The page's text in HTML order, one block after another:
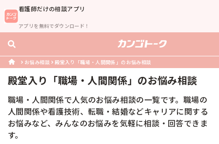
看護師だけの相談アプリ
アプリを無料でダウンロード！
お悩み相談 殿堂入り「職場・人間関係」のお悩み相談
殿堂入り「職場・人間関係」のお悩み相談
職場・人間関係で人気のお悩み相談の一覧です。職場の
人間関係や看護技術、転職・結婚などキャリアに関する
お悩みなど、みんなのお悩みを気軽に相談・回答できま
す。